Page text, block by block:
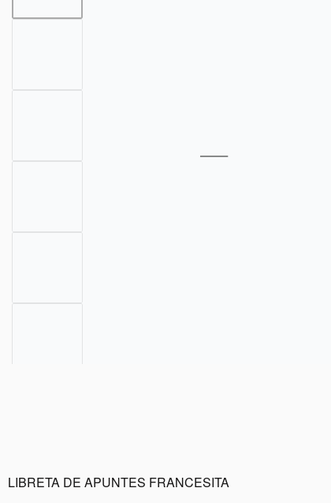
LIBRETA DE APUNTES FRANCESITA